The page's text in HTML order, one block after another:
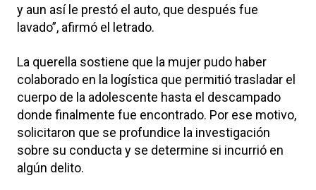
y aun así le prestó el auto, que después fue
lavado”, afirmó el letrado.
La querella sostiene que la mujer pudo haber
colaborado en la logística que permitió trasladar el
cuerpo de la adolescente hasta el descampado
donde finalmente fue encontrado. Por ese motivo,
solicitaron que se profundice la investigación
sobre su conducta y se determine si incurrió en
algún delito.